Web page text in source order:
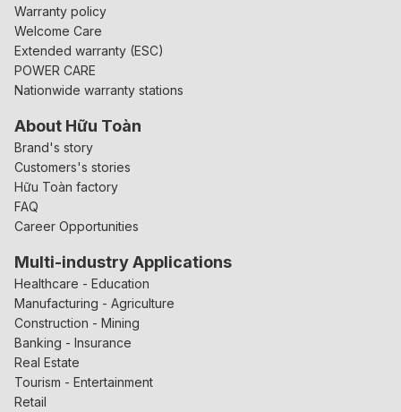
Warranty policy
Welcome Care
Extended warranty (ESC)
POWER CARE
Nationwide warranty stations
About Hữu Toàn
Brand's story
Customers's stories
Hữu Toàn factory
FAQ
Career Opportunities
Multi-industry Applications
Healthcare - Education
Manufacturing - Agriculture
Construction - Mining
Banking - Insurance
Real Estate
Tourism - Entertainment
Retail